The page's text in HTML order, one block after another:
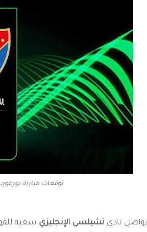
توقعات مباراة
يواصل ناديتشيلسي الإنجليزي سعيه